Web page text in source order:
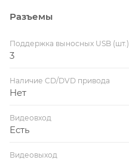
Разъемы
Поддержка выносных USB (шт.)
3
Наличие CD/DVD привода
Нет
Видеовход
Есть
Видеовыход